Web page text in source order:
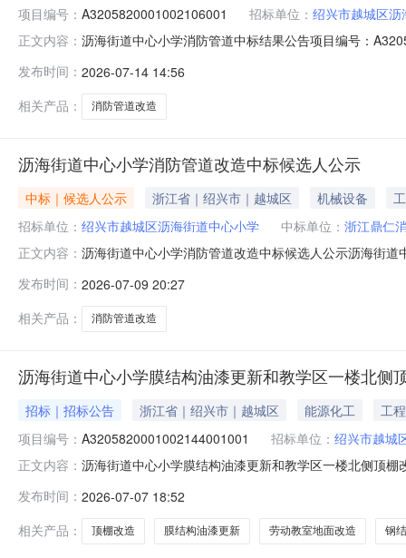
项目编号： A3205820001002106001 招标单位： 绍兴市越城区
正文内容： 沥海街道中心小学消防管道中标结果公告项目编号：
A3205820001002106001001沥海街道中心小学消防管
发布时间： 2026-07-14 14:56
相关产品：
消防管道改造
沥海街道中心小学消防管道改造中标候选人公示
中标｜候选人公示 浙江省｜绍兴市｜越城区 机械设备
招标单位： 绍兴市越城区沥海街道中心小学 中标单位： 浙江鼎仁
正文内容： 沥海街道中心小学消防管道改造中标候选人公示沥海街
鼎仁消防科技有限公司10.75%125584拟确定中标人浙
发布时间： 2026-07-09 20:27
相关产品：
消防管道改造
沥海街道中心小学膜结构油漆更新和教学区一楼北侧
招标｜招标公告 浙江省｜绍兴市｜越城区 能源化工
工程
项目编号： A3205820001002144001001 招标单位： 绍兴市越城
正文内容： 沥海街道中心小学膜结构油漆更新和教学区一楼北侧顶
2、建设规模：/，招标估算价：约575463元（以审定标
体详见施工图。4、计划工期：30日历天
发布时间： 2026-07-07 18:52
相关产品：
顶棚改造 膜结构油漆更新 劳动教室地面改造 钢